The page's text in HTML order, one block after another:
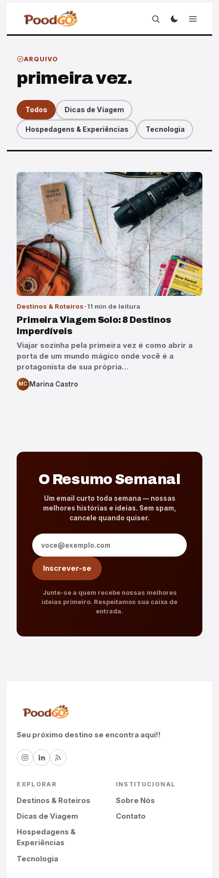
ARQUIVO
primeira vez.
Todos Dicas de Viagem
Hospedagens & Experiências Tecnologia
Artigos
Destinos & Roteiros 11 min de leitura
Primeira Viagem Solo: 8 Destinos
Imperdíveis
Viajar sozinha pela primeira vez é como abrir a
porta de um mundo mágico onde você é a
protagonista de sua própria…
MC Marina Castro
O Resumo Semanal
Um email curto toda semana — nossas
melhores histórias e ideias. Sem spam,
cancele quando quiser.
Endereço de e-mail
Inscrever-se
Junte-se a quem recebe nossas melhores
ideias primeiro. Respeitamos sua caixa de
entrada.
Seu próximo destino se encontra aqui!!
EXPLORAR
Destinos & Roteiros
Dicas de Viagem
Hospedagens &
Experiências
Tecnologia
INSTITUCIONAL
Sobre Nós
Contato